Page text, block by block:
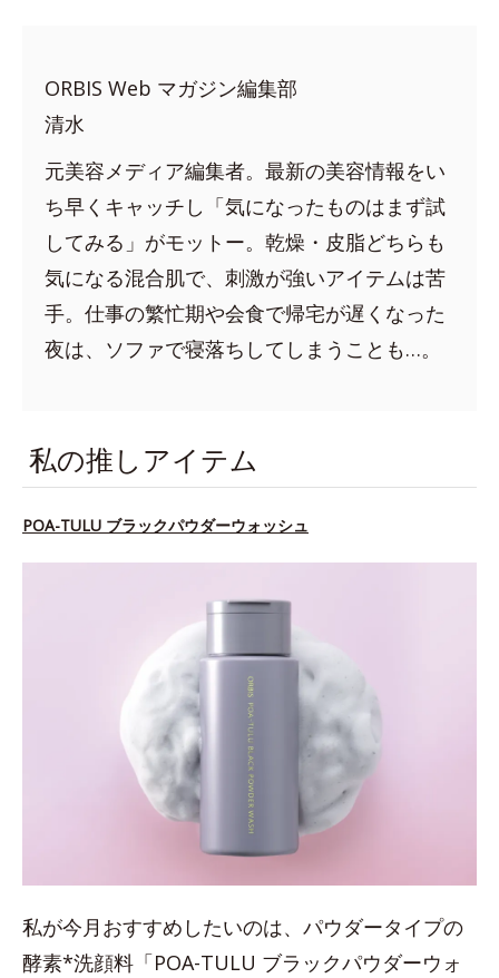
ORBIS Web マガジン編集部
清水
元美容メディア編集者。最新の美容情報をい
ち早くキャッチし「気になったものはまず試
してみる」がモットー。乾燥・皮脂どちらも
気になる混合肌で、刺激が強いアイテムは苦
手。仕事の繁忙期や会食で帰宅が遅くなった
夜は、ソファで寝落ちしてしまうことも…。
私の推しアイテム
POA-TULU ブラックパウダーウォッシュ
私が今月おすすめしたいのは、パウダータイプの
酵素*洗顔料「POA-TULU ブラックパウダーウォ